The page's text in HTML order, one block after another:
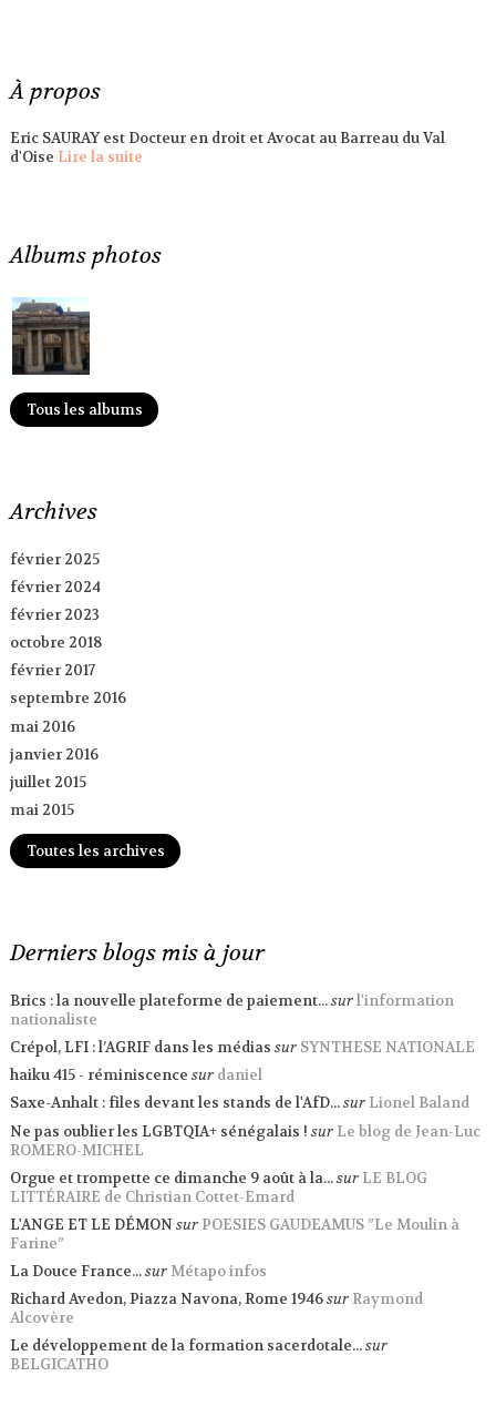
À propos
Eric SAURAY est Docteur en droit et Avocat au Barreau du Val
d'Oise Lire la suite
Albums photos
Tous les albums
Archives
février 2025
février 2024
février 2023
octobre 2018
février 2017
septembre 2016
mai 2016
janvier 2016
juillet 2015
mai 2015
Toutes les archives
Derniers blogs mis à jour
Brics : la nouvelle plateforme de paiement...surl'information
nationaliste
Crépol, LFI : l’AGRIF dans les médias sur SYNTHESE NATIONALE
haiku 415 - réminiscence sur daniel
Saxe-Anhalt : files devant les stands de l'AfD...sur Lionel Baland
Ne pas oublier les LGBTQIA+ sénégalais ! sur Le blog de Jean-Luc
ROMERO-MICHEL
Orgue et trompette ce dimanche 9 août à la...sur LE BLOG
LITTÉRAIRE de Christian Cottet-Emard
L'ANGE ET LE DÉMONsur POESIES GAUDEAMUS ”Le Moulin à
Farine”
La Douce France...surMétapo infos
Richard Avedon, Piazza Navona, Rome 1946sur Raymond
Alcovère
Le développement de la formation sacerdotale...sur
BELGICATHO